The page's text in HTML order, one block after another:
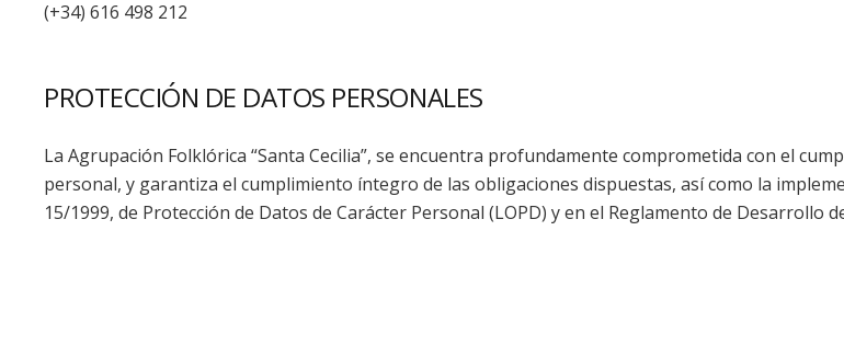
(+34) 616 498 212
PROTECCIÓN DE DATOS PERSONALES
La Agrupación Folklórica “Santa Cecilia”, se encuentra profundamente comprometida con el
personal, y garantiza el cumplimiento íntegro de las obligaciones dispuestas, así como la
15/1999, de Protección de Datos de Carácter Personal (LOPD) y en el Reglamento de Desarrollo